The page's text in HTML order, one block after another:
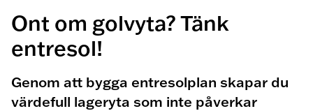
Ont om golvyta? Tänk
entresol!
Genom att bygga entresolplan skapar du
värdefull lageryta som inte påverkar